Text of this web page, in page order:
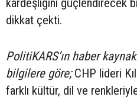
kardeşliğini güçlendirecek
dikkat çekti.
PolitiKARS’ın haber
bilgilere göre;CHP lideri
farklı kültür, dil ve